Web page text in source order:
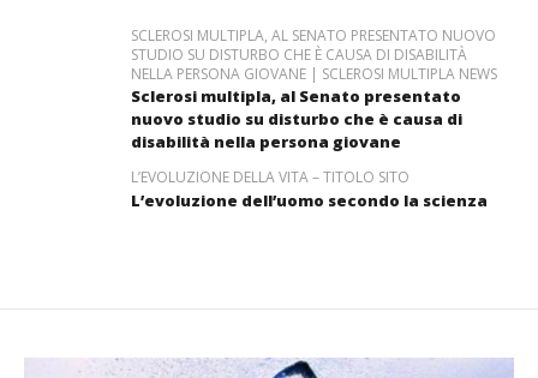
SCLEROSI MULTIPLA, AL SENATO PRESENTATO NUOVO
STUDIO SU DISTURBO CHE È CAUSA DI DISABILITÀ
NELLA PERSONA GIOVANE | SCLEROSI MULTIPLA NEWS
Sclerosi multipla, al Senato presentato
nuovo studio su disturbo che è causa di
disabilità nella persona giovane
L’EVOLUZIONE DELLA VITA – TITOLO SITO
L’evoluzione dell’uomo secondo la scienza